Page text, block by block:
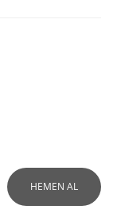
HEMEN AL